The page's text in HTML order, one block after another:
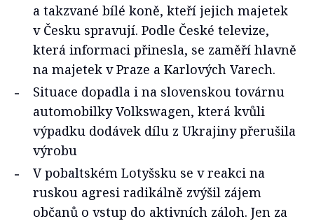
a takzvané bílé koně, kteří jejich majetek
v Česku spravují. Podle České televize,
která informaci přinesla, se zaměří hlavně
na majetek v Praze a Karlových Varech.
Situace dopadla i na slovenskou továrnu
automobilky Volkswagen, která kvůli
výpadku dodávek dílu z Ukrajiny přerušila
výrobu
V pobaltském Lotyšsku se v reakci na
ruskou agresi radikálně zvýšil zájem
občanů o vstup do aktivních záloh. Jen za